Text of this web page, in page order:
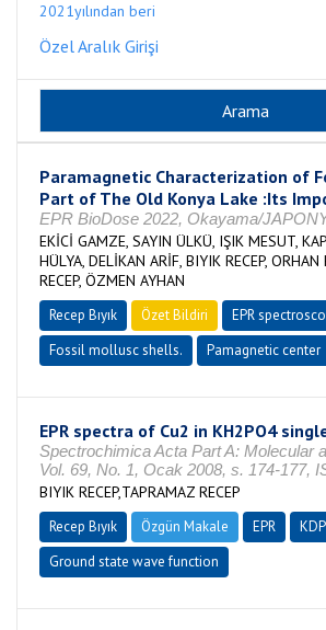
2021yılından beri
Özel Aralık Girişi
Paramagnetic Characterization of
Part of The Old Konya Lake :Its
EPR BioDose 2022, Okayama/
EKİCİ GAMZE, SAYIN ÜLKÜ, IŞIK MESUT,
HÜLYA, DELİKAN ARİF, BIYIK RECEP,
RECEP, ÖZMEN AYHAN
Recep Bıyık Özet Bildiri EPR
Fossil mollusc shells.
Pamagnetic center
EPR spectra of Cu2 in KH2PO4
Spectrochimica Acta Part A: Molecular
Vol. 69, No. 1, Ocak 2008, s. 174-177,
BIYIK RECEP,TAPRAMAZ RECEP
Recep Bıyık Özgün Makale EPR KDP
Ground state wave function